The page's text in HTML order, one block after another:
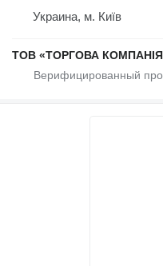
Украина, м. Київ
ТОВ «ТОРГОВА